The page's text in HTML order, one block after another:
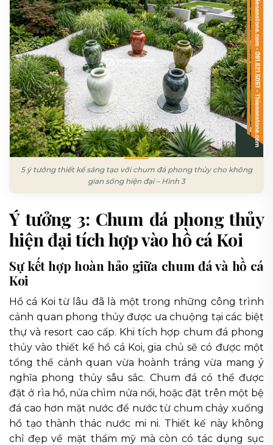
5 ý tưởng thiết kế sáng tạo với chum đá phong thủy cho không
gian sống hiện đại – Hình 3
Ý tưởng 3: Chum đá phong thủy
hiện đại tích hợp vào hồ cá Koi
Sự kết hợp hoàn hảo giữa chum đá và hồ cá
Koi
Hồ cá Koi từ lâu đã là một trong những công trình
cảnh quan phong thủy được ưa chuộng tại các biệt
thự và resort cao cấp. Khi tích hợp chum đá phong
thủy vào thiết kế hồ cá Koi, gia chủ sẽ có được một
tổng thể cảnh quan vừa hoành tráng vừa mang ý
nghĩa phong thủy sâu sắc. Chum đá có thể được
đặt ở rìa hồ, nửa chìm nửa nổi, hoặc đặt trên một bệ
đá cao hơn mặt nước để nước từ chum chảy xuống
hồ tạo thành thác nước mi ni. Thiết kế này không
chỉ đẹp về mặt thẩm mỹ mà còn có tác dụng sục